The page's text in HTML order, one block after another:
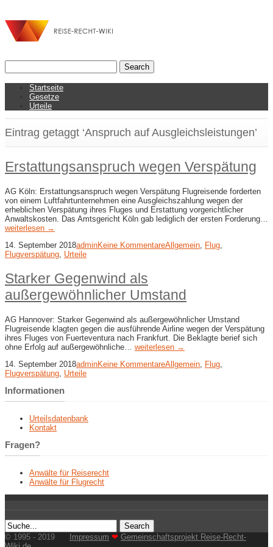
Startseite
Gesetze
Urteile
Eintrag getaggt ‘Anspruch auf Ausgleichsleistungen’
Erstattungsanspruch wegen Verspätung
AG Köln: Erstattungsanspruch wegen Verspätung Flugreisende forderten
von einem Luftfahrtunternehmen eine Ausgleichszahlung wegen der
erheblichen Verspätung ihres Fluges und Erstattung vorgerichtlicher
Anwaltskosten. Das Amtsgericht Köln gab lediglich der ersten Forderung…
weiterlesen →
14. September 2018adminKeine KommentareAllgemein, Flug,
Flugverspätung, Urteile
Starker Gegenwind als
außergewöhnlicher Umstand
AG Hannover: Starker Gegenwind als außergewöhnlicher Umstand
Flugreisende klagten gegen die ausführende Airline wegen der Verspätung
ihres Fluges von Fuerteventura nach Frankfurt. Die Beklagte berief sich
ohne Erfolg auf außergewöhnliche… weiterlesen →
14. September 2018adminKeine KommentareAllgemein, Flug,
Flugverspätung, Urteile
Informationen
Urteilsdatenbank
Kontakt
Fragen?
Anwälte für Reiserecht
Anwälte für Flugrecht
© 1995 - 2019 Impressum ❤ Gemeinschaftsprojekt Reise-Recht-